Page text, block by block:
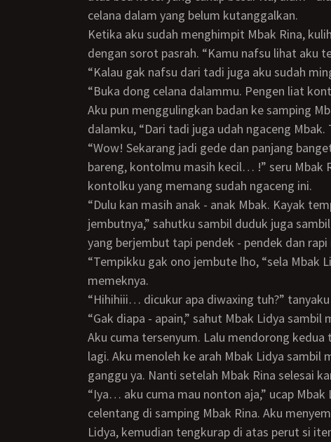
celana dalam yang belum kutanggalkan.
Ketika aku sudah menghimpit Mbak Rina, kulihat sepasang matanya menatapku
dengan sorot pasrah. “Kamu nafsu lihat aku
“Kalau gak nafsu dari tadi juga aku sudah
“Buka dong celana dalammu. Pengen liat
Aku pun menggulingkan badan ke samping Mbak Rina. Lalu kulepaskan celana
dalamku, “Dari tadi juga udah ngaceng
“Wow! Sekarang jadi gede dan panjang banget Bon. Waktu kita masih sering mandi
bareng, kontolmu masih kecil… !” seru Mbak
kontolku yang memang sudah ngaceng ini.
“Dulu kan masih anak - anak Mbak. Kayak tempik Mbak aja, dulu kan gak ada
jembutnya,” sahutku sambil duduk juga
yang berjembut tapi pendek - pendek dan rapi
“Tempikku gak ono jembute lho, “sela Mbak Lidya sambil mengusap - usap
memeknya.
“Hihihiii… dicukur apa diwaxing tuh?”
“Gak diapa - apain,” sahut Mbak Lidya sambil
Aku cuma tersenyum. Lalu mendorong kedua toket Mbak Rina agar menelentang
lagi. Aku menoleh ke arah Mbak Lidya sambil
ganggu ya. Nanti setelah Mbak Rina selesai
“Iya… aku cuma mau nonton aja,” ucap Mbak Lidya sambil merebahkan diri,
celentang di samping Mbak Rina. Aku
Lidya, kemudian tengkurap di atas perut si